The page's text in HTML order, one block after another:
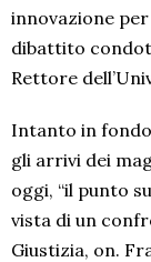
innovazione
dibattito
Rettore
Intanto in fondo
gli arrivi dei
oggi, “il punto
vista di un
Giustizia, on.